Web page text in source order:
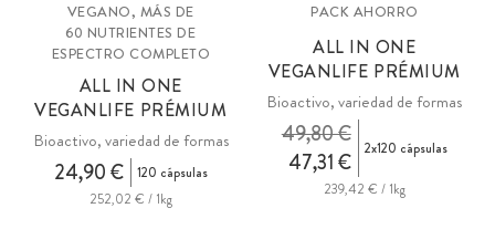
VEGANO, MÁS DE
60 NUTRIENTES DE
ESPECTRO COMPLETO
ALL IN ONE
VEGANLIFE PRÉMIUM
Bioactivo, variedad de formas
24,90 €
120 cápsulas
252,02 € / 1kg
PACK AHORRO
ALL IN ONE
VEGANLIFE PRÉMIUM
Bioactivo, variedad de formas
47,31 €
49,80 € 2x120 cápsulas
239,42 € / 1kg